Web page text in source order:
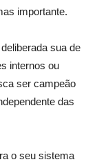
importante.
sua de
internos ou
ser campeão
das
o seu sistema